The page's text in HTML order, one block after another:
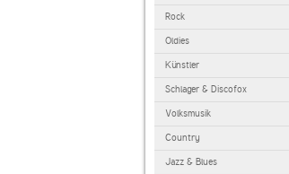
Rock
Oldies
Künstler
Schlager & Discofox
Volksmusik
Country
Jazz & Blues